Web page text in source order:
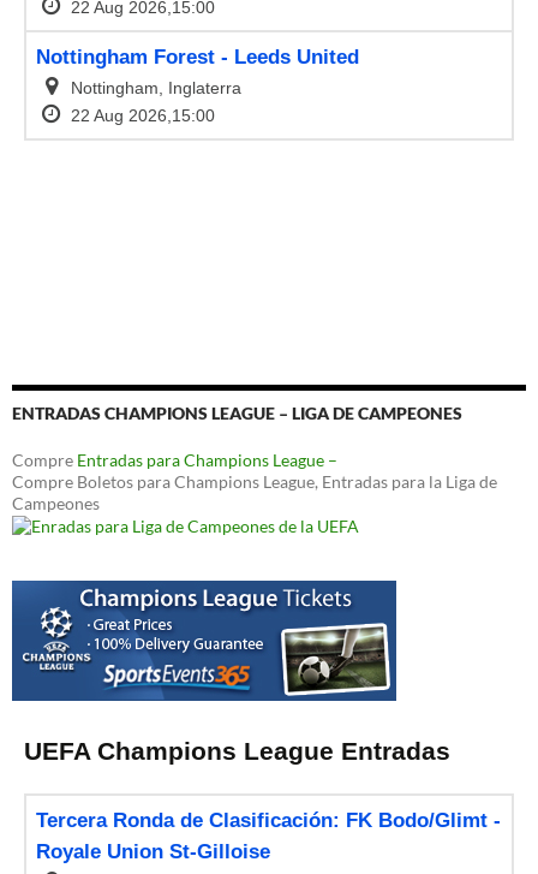
ENTRADAS CHAMPIONS LEAGUE – LIGA DE CAMPEONES
Compre Entradas para Champions League –
Compre Boletos para Champions League, Entradas para la Liga de
Campeones